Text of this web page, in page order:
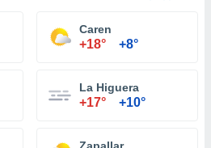
Caren
+18° +8°
La Higuera
+17° +10°